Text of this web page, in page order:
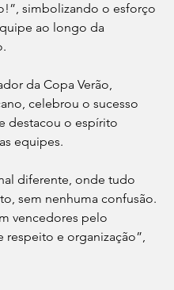
simbolizando o esforço
ao longo da
da Copa Verão,
celebrou o sucesso
destacou o espírito
equipes.
diferente, onde tudo
sem nenhuma confusão.
vencedores pelo
respeito e organização”,